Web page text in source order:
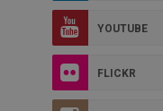
YOUTUBE
FLICKR